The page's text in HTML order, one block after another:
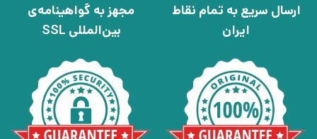
ارسال سریع به تمام نقاط
ایران
مجهز به گواهینامه‌ی
بین‌المللی SSL